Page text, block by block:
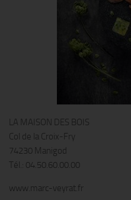
LA MAISON DES BOIS
Col de la Croix-Fry
74230 Manigod
Tél.: 04.50.60.00.00
www.marc-veyrat.fr